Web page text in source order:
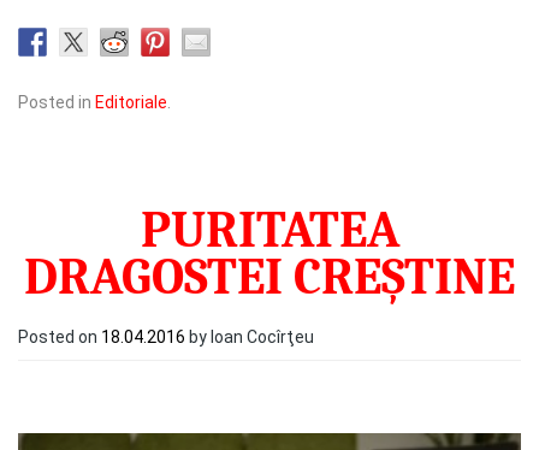
Posted in Editoriale
PURITATEA
DRAGOSTEI CREȘTINE
Posted on 18.04.2016 by Ioan Cocîrţeu